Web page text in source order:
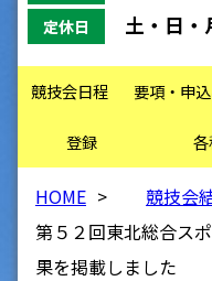
定休日 土・日・
競技会日程 要項・申
登録
HOME > 競技会
第５２回東北総合ス
果を掲載しました